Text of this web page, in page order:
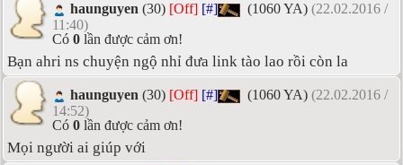
haunguyen (30) [Off] [#] (1060 YA) (22.02.2016 /
11:40)
Có 0 lần được cảm ơn!
Bạn ahri ns chuyện ngộ nhỉ đưa link tào lao rồi còn la
haunguyen (30) [Off] [#] (1060 YA) (22.02.2016 /
14:52)
Có 0 lần được cảm ơn!
Mọi người ai giúp với